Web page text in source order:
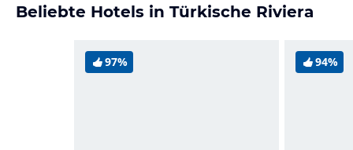
Beliebte Hotels in Türkische Riviera
97% 94%